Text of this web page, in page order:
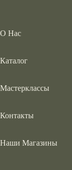
О Нас
Каталог
Мастерклассы
Контакты
Наши Магазины